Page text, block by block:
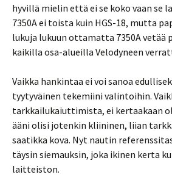
hyvillä mielin että ei se koko vaan se
7350A ei toista kuin HGS-18, mutta
lukuja lukuun ottamatta 7350A vetää
kaikilla osa-alueilla Velodyneen
Vaikka hankintaa ei voi sanoa
tyytyväinen tekemiini valintoihin.
tarkkailukaiuttimista, ei kertaakaan
ääni olisi jotenkin kliininen, liian
saatikka kova. Nyt nautin
täysin siemauksin, joka ikinen kerta
laitteiston.